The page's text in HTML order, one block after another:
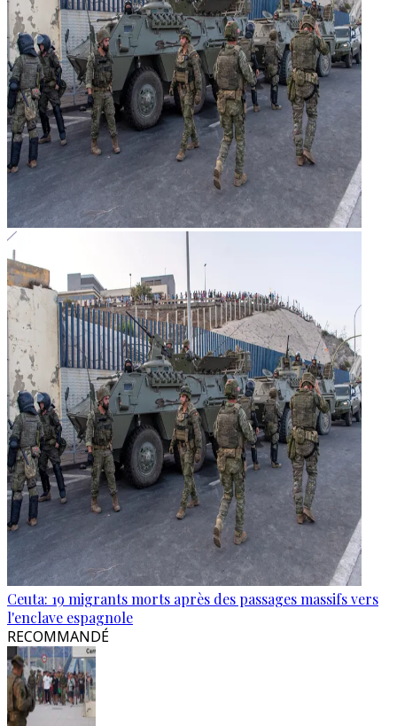
Ceuta: 19 migrants morts après des passages massifs vers
l'enclave espagnole
RECOMMANDÉ